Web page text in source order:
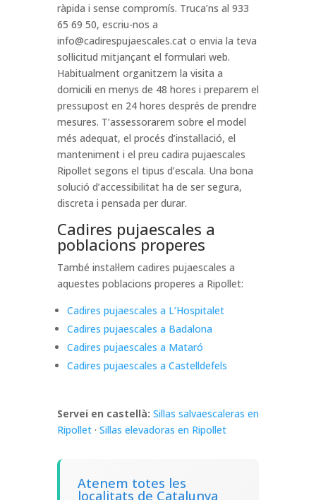
ràpida i sense compromís. Truca’ns al 933
65 69 50, escriu-nos a
info@cadirespujaescales.cato envia la teva
sol·licitud mitjançant el formulari web.
Habitualment organitzem la visita a
domicili en menys de 48 hores i preparem el
pressupost en 24 hores després de prendre
mesures. T’assessorarem sobre el model
més adequat, el procés d’instal·lació, el
manteniment i el preu cadira pujaescales
Ripollet segons el tipus d’escala. Una bona
solució d’accessibilitat ha de ser segura,
discreta i pensada per durar.
Cadires pujaescales a
poblacions properes
També instal·lem cadires pujaescales a
aquestes poblacions properes a Ripollet:
Cadires pujaescales a L’Hospitalet
Cadires pujaescales a Badalona
Cadires pujaescales a Mataró
Cadires pujaescales a Castelldefels
Servei en castellà: Sillas salvaescaleras en
Ripollet· Sillas elevadoras en Ripollet
Atenem totes les
localitats de Catalunya